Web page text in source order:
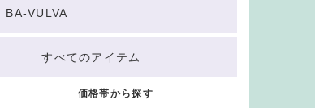
BA-VULVA
すべてのアイテム
価格帯から探す